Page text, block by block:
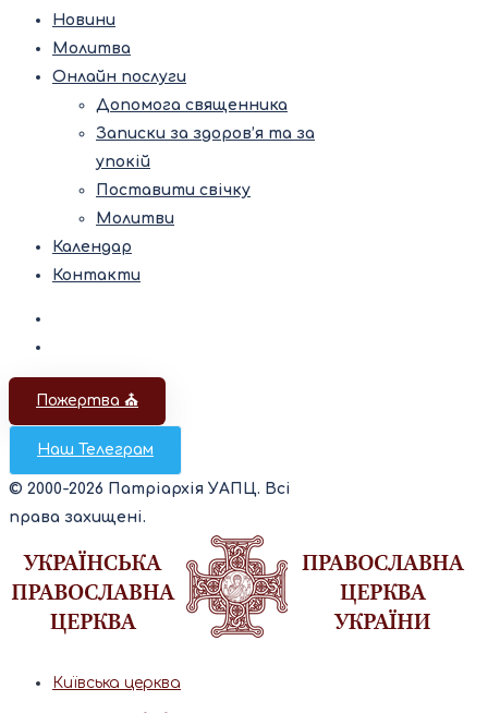
Новини
Молитва
Онлайн послуги
Допомога священника
Записки за здоров’я та за
упокій
Поставити свічку
Молитви
Календар
Контакти
Пожертва ⛪️
Наш Телеграм
© 2000-2026 Патріархія УАПЦ. Всі
права захищені.
Київська церква